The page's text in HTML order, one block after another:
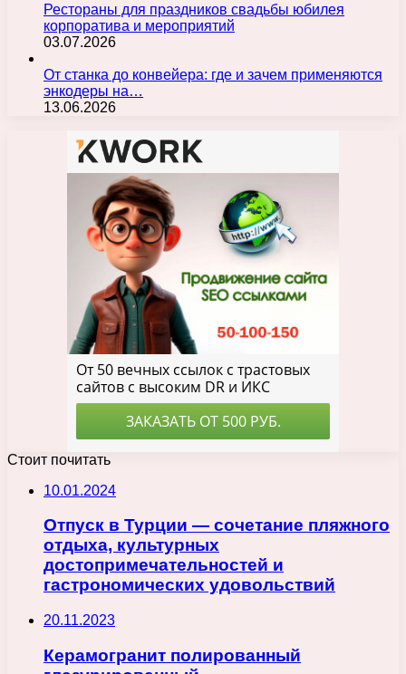
Рестораны для праздников свадьбы юбилея
корпоратива и мероприятий
03.07.2026
От станка до конвейера: где и зачем применяются
энкодеры на…
13.06.2026
Стоит почитать
10.01.2024
Отпуск в Турции — сочетание пляжного
отдыха, культурных
достопримечательностей и
гастрономических удовольствий
20.11.2023
Керамогранит полированный